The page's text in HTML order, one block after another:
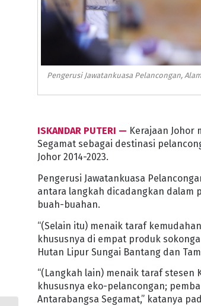
Pengerusi Jawatankuasa Pelancongan,
ISKANDAR PUTERI — Kerajaan
Segamat sebagai destinasi
Johor 2014-2023.
Pengerusi Jawatankuasa
antara langkah dicadangkan dalam
buah-buahan.
“(Selain itu) menaik taraf
khususnya di empat produk
Hutan Lipur Sungai Bantang dan
“(Langkah lain) menaik taraf stesen
khususnya eko-pelancongan;
Antarabangsa Segamat,” katanya